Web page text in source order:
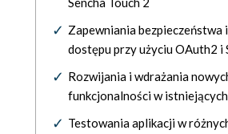
Zapewniania bezpieczeństwa
dostępu przy użyciu OAuth2 i
Rozwijania i wdrażania
funkcjonalności w
Testowania aplikacji w